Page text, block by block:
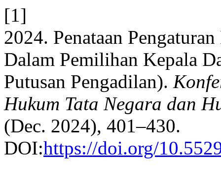
[1]
2024. Penataan
Dalam Pemilihan Kepala
Putusan Pengadilan).
Hukum Tata Negara dan
(Dec. 2024), 401–430.
DOI:https://doi.org/